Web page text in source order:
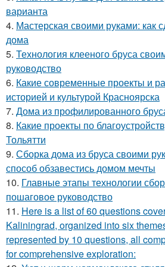
варианта
4. Мастерская своими руками: как
дома
5. Технология клееного бруса
руководство
6. Какие современные проекты и
историей и культурой Красноярска
7. Дома из профилированного
8. Какие проекты по
Тольятти
9. Сборка дома из бруса своими
способ обзавестись домом мечты
10. Главные этапы технологии
пошаговое руководство
11. Here is a list of 60 questions
Kaliningrad, organized into six
represented by 10 questions, all
for comprehensive exploration: